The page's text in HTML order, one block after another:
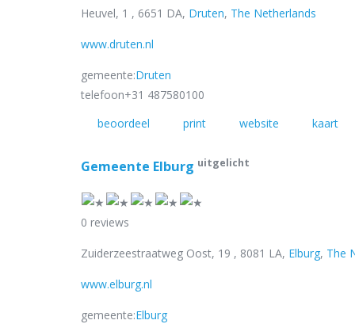
Heuvel, 1 , 6651 DA, Druten, The Netherlands
www.druten.nl
gemeente:Druten
telefoon+31 487580100
beoordeel
print website kaart
Gemeente Elburg uitgelicht
0 reviews
Zuiderzeestraatweg Oost, 19 , 8081 LA, Elburg, The
www.elburg.nl
gemeente:Elburg